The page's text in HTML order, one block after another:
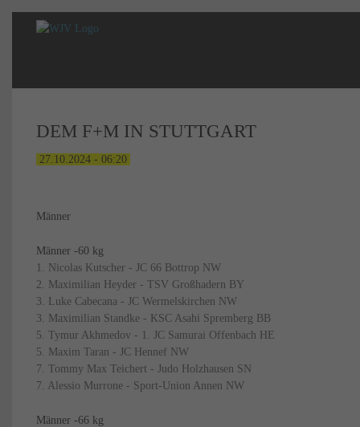
DEM F+M IN STUTTGART
27.10.2024 - 06:20
Männer
Männer -60 kg
1. Nicolas Kutscher - JC 66 Bottrop NW
2. Maximilian Heyder - TSV Großhadern BY
3. Luke Cabecana - JC Wermelskirchen NW
3. Maximilian Standke - KSC Asahi Spremberg BB
5. Tymur Akhmedov - 1. JC Samurai Offenbach HE
5. Maxim Taran - JC Hennef NW
7. Tommy Max Teichert - Judo Holzhausen SN
7. Alessio Murrone - Sport-Union Annen NW
Männer -66 kg